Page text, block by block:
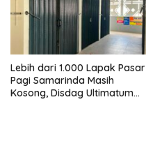
Lebih dari 1.000 Lapak Pasar
Pagi Samarinda Masih
Kosong, Disdag Ultimatum